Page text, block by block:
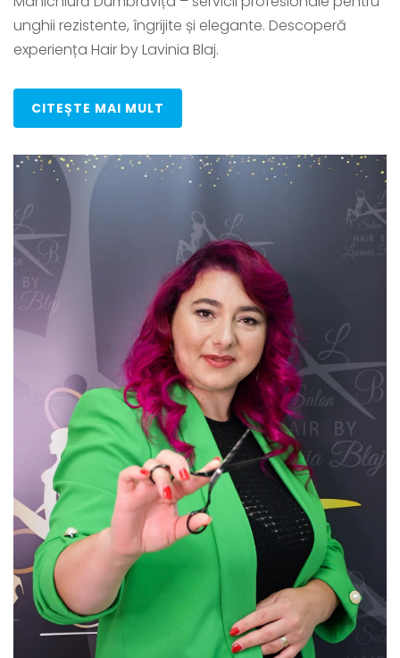
unghii rezistente, îngrijite și elegante. Descoperă
experiența Hair by Lavinia Blaj.
CITEȘTE MAI MULT